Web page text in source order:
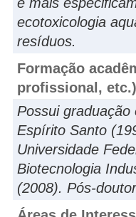
ecotoxicologia
resíduos.
Formação
profissional, etc.)
Possui graduação
Espírito Santo
Universidade
Biotecnologia
(2008). Pós-